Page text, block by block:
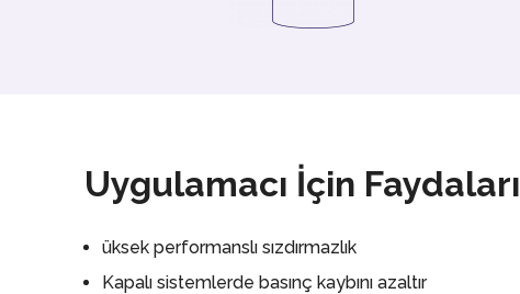
Uygulamacı İçin Faydaları
üksek performanslı sızdırmazlık
Kapalı sistemlerde basınç kaybını azaltır